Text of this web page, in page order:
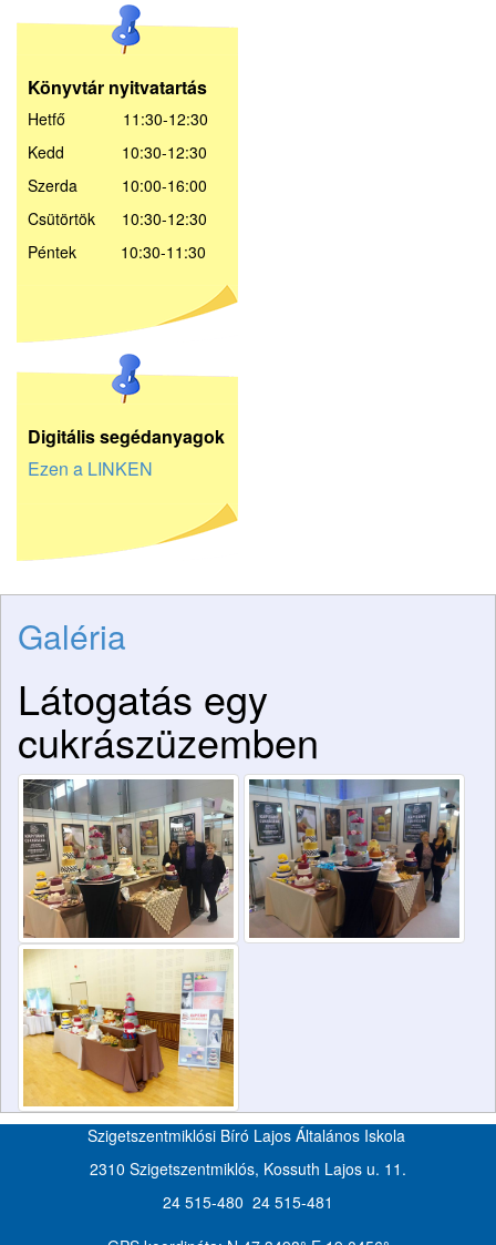
Könyvtár nyitvatartás
Hetfő 11:30-12:30
Kedd 10:30-12:30
Szerda 10:00-16:00
Csütörtök 10:30-12:30
Péntek 10:30-11:30
Digitális segédanyagok
Ezen a LINKEN
Galéria
Látogatás egy
cukrászüzemben
Szigetszentmiklósi Bíró Lajos Általános Iskola
2310 Szigetszentmiklós, Kossuth Lajos u. 11.
24 515-480 24 515-481